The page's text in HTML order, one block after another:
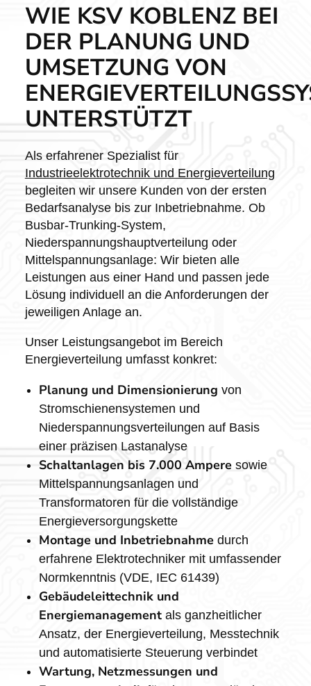
WIE KSV KOBLENZ BEI
DER PLANUNG UND
UMSETZUNG VON
UNTERSTÜTZT
Als erfahrener Spezialist für
Industrieelektrotechnik und Energieverteilung
begleiten wir unsere Kunden von der ersten
Bedarfsanalyse bis zur Inbetriebnahme. Ob
Busbar-Trunking-System,
Niederspannungshauptverteilung oder
Mittelspannungsanlage: Wir bieten alle
Leistungen aus einer Hand und passen jede
Lösung individuell an die Anforderungen der
jeweiligen Anlage an.
Unser Leistungsangebot im Bereich
Energieverteilung umfasst konkret:
Planung und Dimensionierung von
Stromschienensystemen und
Niederspannungsverteilungen auf Basis
einer präzisen Lastanalyse
Schaltanlagen bis 7.000 Amperesowie
Mittelspannungsanlagen und
Transformatoren für die vollständige
Energieversorgungskette
Montage und Inbetriebnahmedurch
erfahrene Elektrotechniker mit umfassender
Normkenntnis (VDE, IEC 61439)
Gebäudeleittechnik und
Energiemanagementals ganzheitlicher
Ansatz, der Energieverteilung, Messtechnik
und automatisierte Steuerung verbindet
Wartung, Netzmessungen und